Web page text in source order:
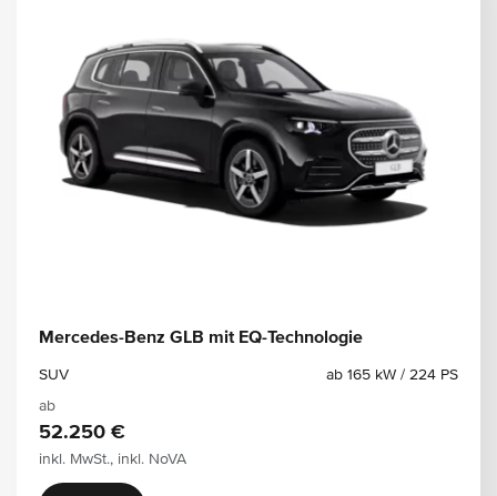
Mercedes-Benz GLB mit EQ-Technologie
SUV
ab 165 kW / 224 PS
ab
52.250 €
inkl. MwSt., inkl. NoVA